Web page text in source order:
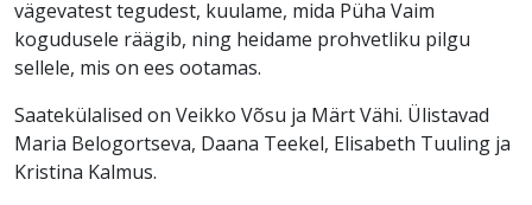
vägevatest tegudest, kuulame, mida Püha Vaim
kogudusele räägib, ning heidame prohvetliku pilgu
sellele, mis on ees ootamas.
Saatekülalised on Veikko Võsu ja Märt Vähi. Ülistavad
Maria Belogortseva, Daana Teekel, Elisabeth Tuuling ja
Kristina Kalmus.